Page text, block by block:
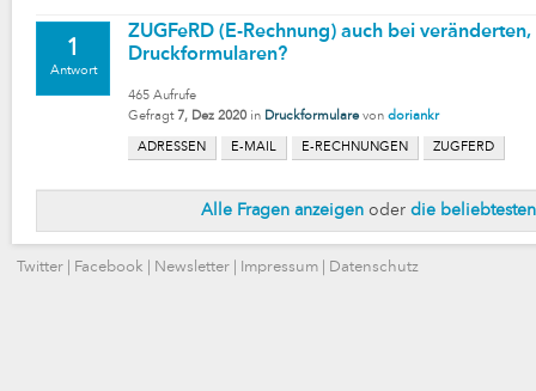
1
Antwort
ZUGFeRD (E-Rechnung) auch bei
Druckformularen?
465 Aufrufe
Gefragt 7, Dez 2020 in Druckformulare von doriankr
ADRESSEN E-MAIL E-RECHNUNGEN ZUGFERD
Alle Fragen anzeigen oder die beliebtesten
Twitter Facebook Newsletter Impressum Datenschutz